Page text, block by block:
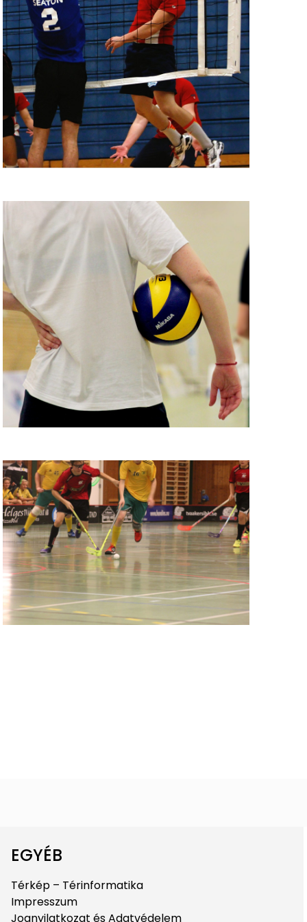
EGYÉB
Térkép – Térinformatika
Impresszum
Jognyilatkozat és Adatvédelem